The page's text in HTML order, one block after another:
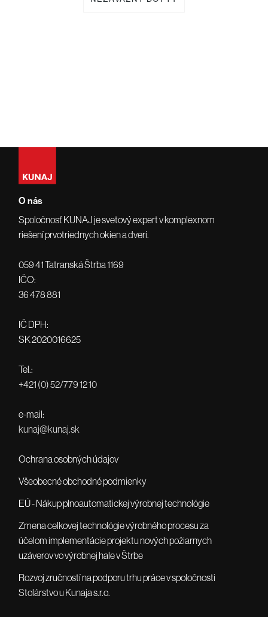
O nás
Spoločnosť KUNAJ je svetový expert v komplexnom
riešení prvotriednych okien a dverí.
059 41 Tatranská Štrba 1169
IČO:
36 478 881
IČ DPH:
SK 2020016625
Tel.:
+421 (0) 52/779 12 10
e-mail:
kunaj@kunaj.sk
Ochrana osobných údajov
Všeobecné obchodné podmienky
EÚ - Nákup plnoautomatickej výrobnej technológie
Zmena celkovej technológie výrobného procesu za
účelom implementácie projektu nových požiarnych
uzáverov vo výrobnej hale v Štrbe
Rozvoj zručností na podporu trhu práce v spoločnosti
Stolárstvo u Kunaja s.r.o.